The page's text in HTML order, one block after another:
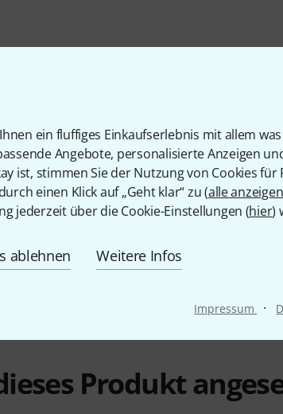
ein fluffiges Einkaufserlebnis mit allem
Angebote, personalisierte Anzeigen
ist, stimmen Sie der Nutzung von Cookies für
einen Klick auf „Geht klar“ zu (alle anzeigen
jederzeit über die Cookie-Einstellungen (hier)
ablehnen Weitere Infos
Impressum ·
574961
Produkt